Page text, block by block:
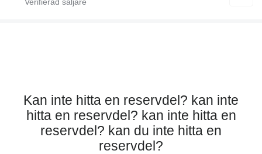
Kan inte hitta en reservdel? kan inte
hitta en reservdel? kan inte hitta en
reservdel? kan du inte hitta en
reservdel?